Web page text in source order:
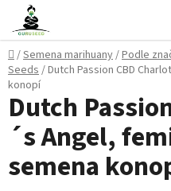
Přejít
obsah
Domů
/Semena marihuany/Podle
Seeds/Dutch Passion CBD
konopí
Dutch
´s Angel,
semena